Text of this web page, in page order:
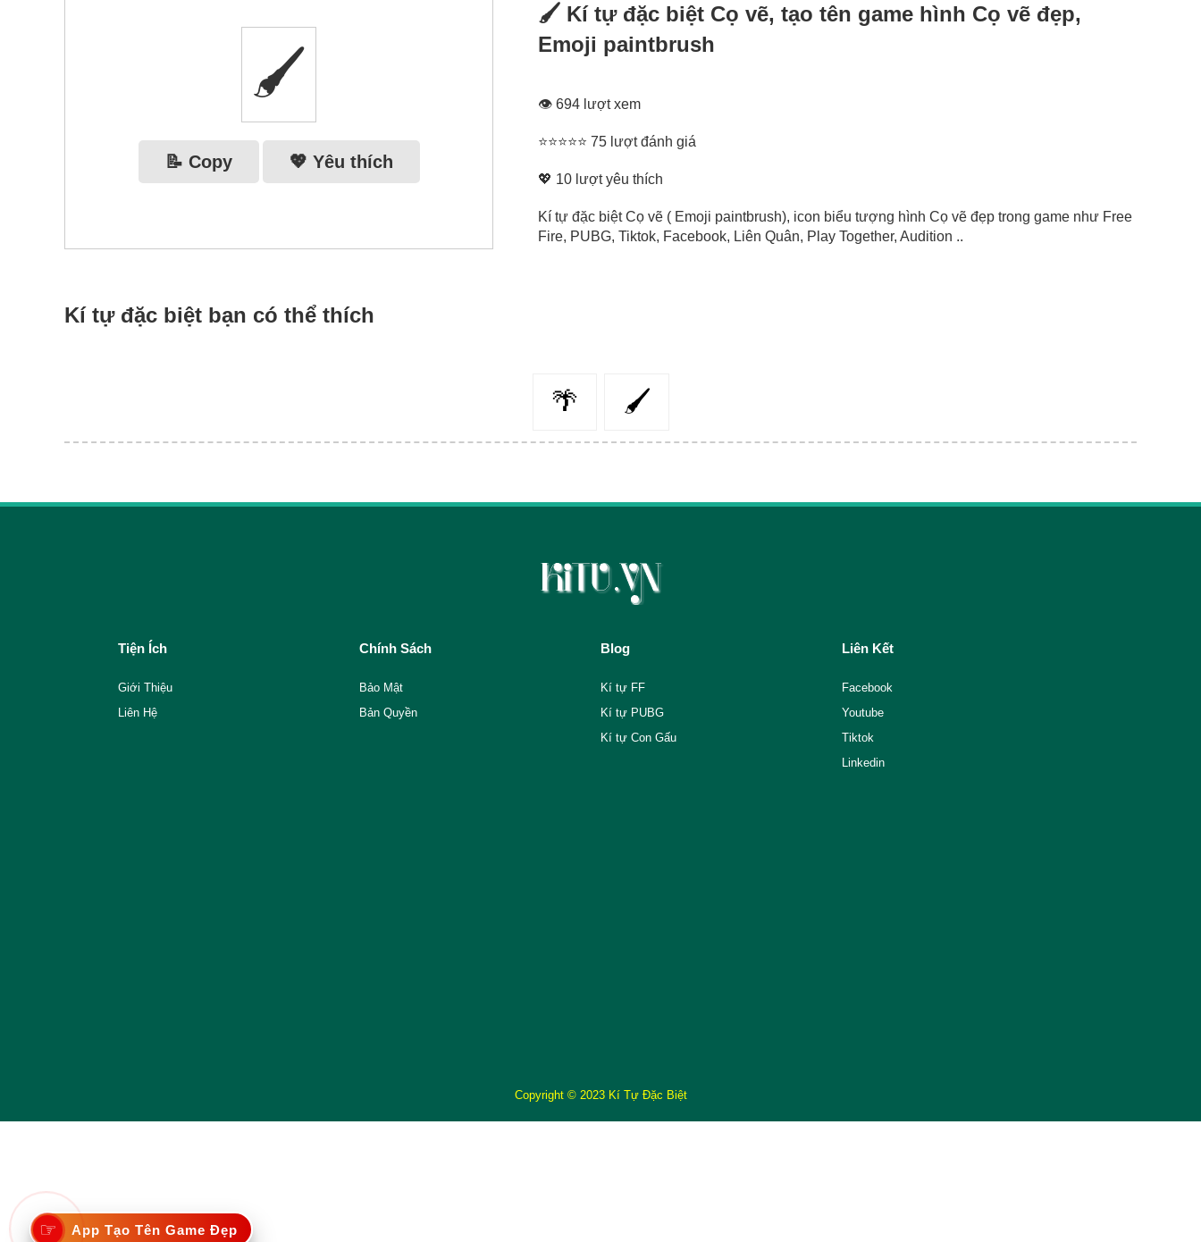
🖌
📝 Copy 💖 Yêu thích
🖌 Kí tự đặc biệt Cọ vẽ, tạo tên game hình Cọ vẽ đẹp,
Emoji paintbrush
👁 694 lượt xem
⭐⭐⭐⭐⭐ 75 lượt đánh giá
💖 10 lượt yêu thích
Kí tự đặc biệt Cọ vẽ ( Emoji paintbrush), icon biểu tượng hình Cọ vẽ đẹp trong game như Free
Fire, PUBG, Tiktok, Facebook, Liên Quân, Play Together, Audition ..
Kí tự đặc biệt bạn có thể thích
🌴 🖌
Tiện Ích
Giới Thiệu
Liên Hệ
Chính Sách
Bảo Mật
Bản Quyền
Blog
Kí tự FF
Kí tự PUBG
Kí tự Con Gấu
Liên Kết
Facebook
Youtube
Tiktok
Linkedin
Copyright © 2023 Kí Tự Đặc Biệt
☞ App Tạo Tên Game Đẹp